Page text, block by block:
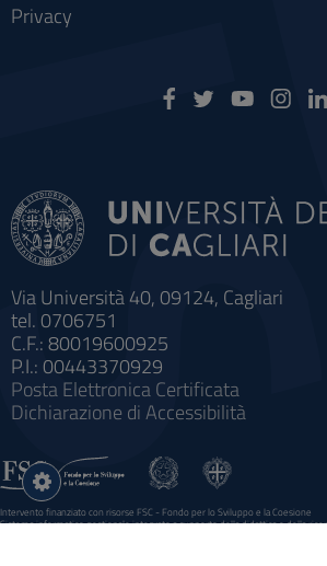
Via Università 40, 09124, Cagliari
tel. 0706751
C.F.: 80019600925
P.I.: 00443370929
Posta Elettronica Certificata
Dichiarazione di Accessibilità
Privacy
Intervento finanziato con risorse FSC - Fondo per lo Sviluppo e la Coesione
Sistema informatico gestionale integrato a supporto della didattica e della
Impostazioni
cookie